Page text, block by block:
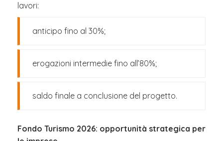
lavori:
anticipo fino al 30%;
erogazioni intermedie fino all’80%;
saldo finale a conclusione del progetto.
Fondo Turismo 2026: opportunità strategica per